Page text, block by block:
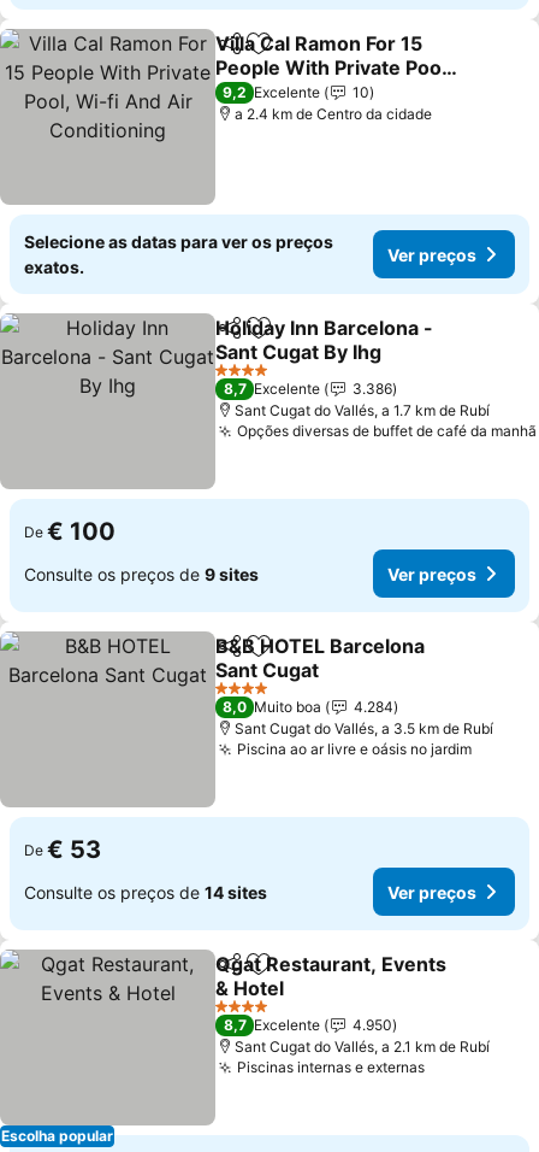
PartilharAdicionar aos favoritos
Villa Cal Ramon For 15
People With Private Pool,
Wi-fi And Air
Conditioning
9,2 Excelente
10
a 2.4 km de Centro da cidade
Selecione as datas para ver os preços
exatos.
Ver preços
PartilharAdicionar aos favoritos
Holiday Inn Barcelona -
Sant Cugat By Ihg
4 Estrelas
8,7 Excelente
3.386
Sant Cugat do Vallés, a 1.7 km de Rubí
Opções diversas de buffet de café da manhã
De € 100
Consulte os preços de 9 sites Ver preços
PartilharAdicionar aos favoritos
B&B HOTEL Barcelona
Sant Cugat
4 Estrelas
8,0 Muito boa
4.284
Sant Cugat do Vallés, a 3.5 km de Rubí
Piscina ao ar livre e oásis no jardim
De € 53
Consulte os preços de 14 sites Ver preços
Escolha popular
PartilharAdicionar aos favoritos
Qgat Restaurant, Events
& Hotel
4 Estrelas
8,7 Excelente
4.950
Sant Cugat do Vallés, a 2.1 km de Rubí
Piscinas internas e externas